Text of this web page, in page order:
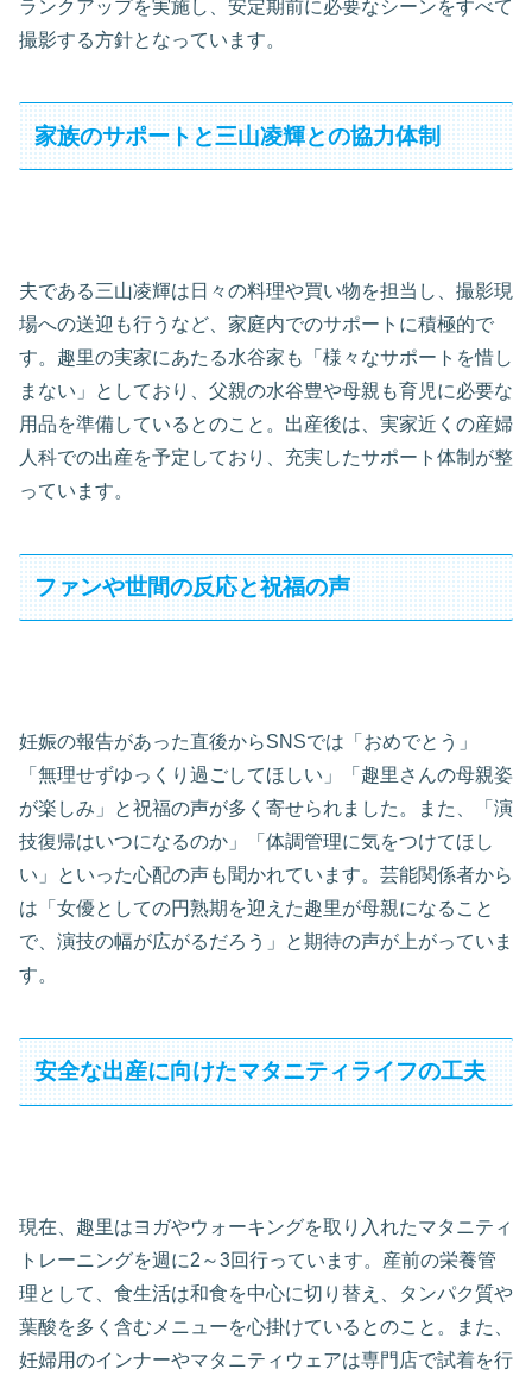
ランクアップを実施し、安定期前に必要なシーンをすべて
撮影する方針となっています。
家族のサポートと三山凌輝との協力体制
夫である三山凌輝は日々の料理や買い物を担当し、撮影現
場への送迎も行うなど、家庭内でのサポートに積極的で
す。趣里の実家にあたる水谷家も「様々なサポートを惜し
まない」としており、父親の水谷豊や母親も育児に必要な
用品を準備しているとのこと。出産後は、実家近くの産婦
人科での出産を予定しており、充実したサポート体制が整
っています。
ファンや世間の反応と祝福の声
妊娠の報告があった直後からSNSでは「おめでとう」
「無理せずゆっくり過ごしてほしい」「趣里さんの母親姿
が楽しみ」と祝福の声が多く寄せられました。また、「演
技復帰はいつになるのか」「体調管理に気をつけてほし
い」といった心配の声も聞かれています。芸能関係者から
は「女優としての円熟期を迎えた趣里が母親になること
で、演技の幅が広がるだろう」と期待の声が上がっていま
す。
安全な出産に向けたマタニティライフの工夫
現在、趣里はヨガやウォーキングを取り入れたマタニティ
トレーニングを週に2～3回行っています。産前の栄養管
理として、食生活は和食を中心に切り替え、タンパク質や
葉酸を多く含むメニューを心掛けているとのこと。また、
妊婦用のインナーやマタニティウェアは専門店で試着を行